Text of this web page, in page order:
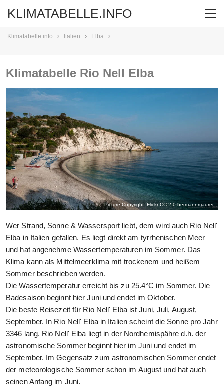
KLIMATABELLE.INFO
Klimatabelle.info Italien Elba
Klimatabelle Rio Nell Elba
Picture Copyright: Flickr CC 2.0hermannmaurer
Wer Strand, Sonne & Wassersport liebt, dem wird auch Rio Nell'
Elba in Italien gefallen. Es liegt direkt am tyrrhenischen Meer
und hat angenehme Wassertemperaturen im Sommer. Das
Klima kann als Mittelmeerklima mit trockenem und heißem
Sommer beschrieben werden.
Die Wassertemperatur erreicht bis zu 25.4°C im Sommer. Die
Badesaison beginnt hier Juni und endet im Oktober.
Die beste Reisezeit für Rio Nell' Elba ist Juni, Juli, August,
September. In Rio Nell' Elba in Italien scheint die Sonne pro Jahr
3346 lang. Rio Nell' Elba liegt in der Nordhemispähre d.h. der
astronomische Sommer beginnt hier im Juni und endet im
September. Im Gegensatz zum astronomischen Sommer endet
der meteorologische Sommer schon im August und hat auch
seinen Anfang im Juni.